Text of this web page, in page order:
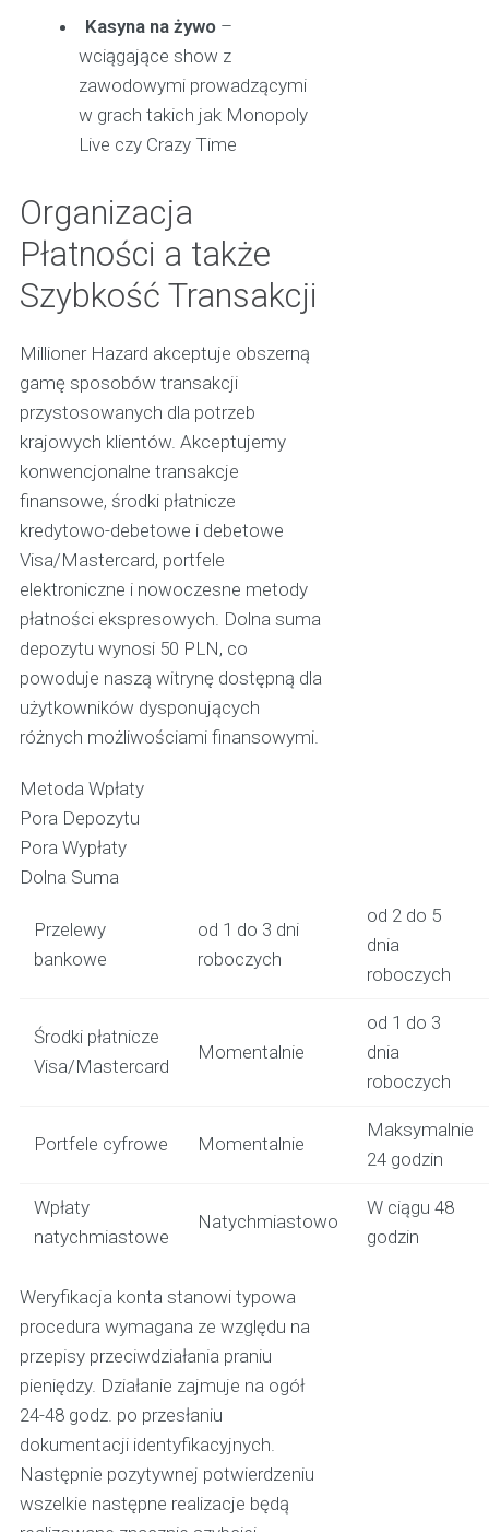
Kasyna na żywo –
wciągające show z
zawodowymi prowadzącymi
w grach takich jak Monopoly
Live czy Crazy Time
Organizacja
Płatności a także
Szybkość Transakcji
Millioner Hazard akceptuje obszerną
gamę sposobów transakcji
przystosowanych dla potrzeb
krajowych klientów. Akceptujemy
konwencjonalne transakcje
finansowe, środki płatnicze
kredytowo-debetowe i debetowe
Visa/Mastercard, portfele
elektroniczne i nowoczesne metody
płatności ekspresowych. Dolna suma
depozytu wynosi 50 PLN, co
powoduje naszą witrynę dostępną dla
użytkowników dysponujących
różnych możliwościami finansowymi.
Metoda Wpłaty
Pora Depozytu
Pora Wypłaty
Dolna Suma
Przelewy
bankowe
od 1 do 3 dni
roboczych
od 2 do 5
dnia
roboczych
Środki płatnicze
Visa/Mastercard
Momentalnie
od 1 do 3
dnia
roboczych
Portfele cyfrowe Momentalnie
Maksymalnie
24 godzin
Wpłaty
natychmiastowe
Natychmiastowo
W ciągu 48
godzin
Weryfikacja konta stanowi typowa
procedura wymagana ze względu na
przepisy przeciwdziałania praniu
pieniędzy. Działanie zajmuje na ogół
24-48 godz. po przesłaniu
dokumentacji identyfikacyjnych.
Następnie pozytywnej potwierdzeniu
wszelkie następne realizacje będą